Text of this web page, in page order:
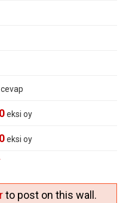
cevap
0eksi oy
0eksi oy
to post on this wall.